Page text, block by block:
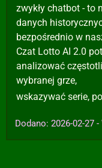
zwykły chatbot - to
danych
bezpośrednio w
Czat Lotto AI 2.0
analizować
wybranej grze,
wskazywać serie,
Dodano: 2026-02-27